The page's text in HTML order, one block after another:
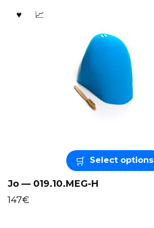
Select options
Jo — 019.10.MEG-H
147€